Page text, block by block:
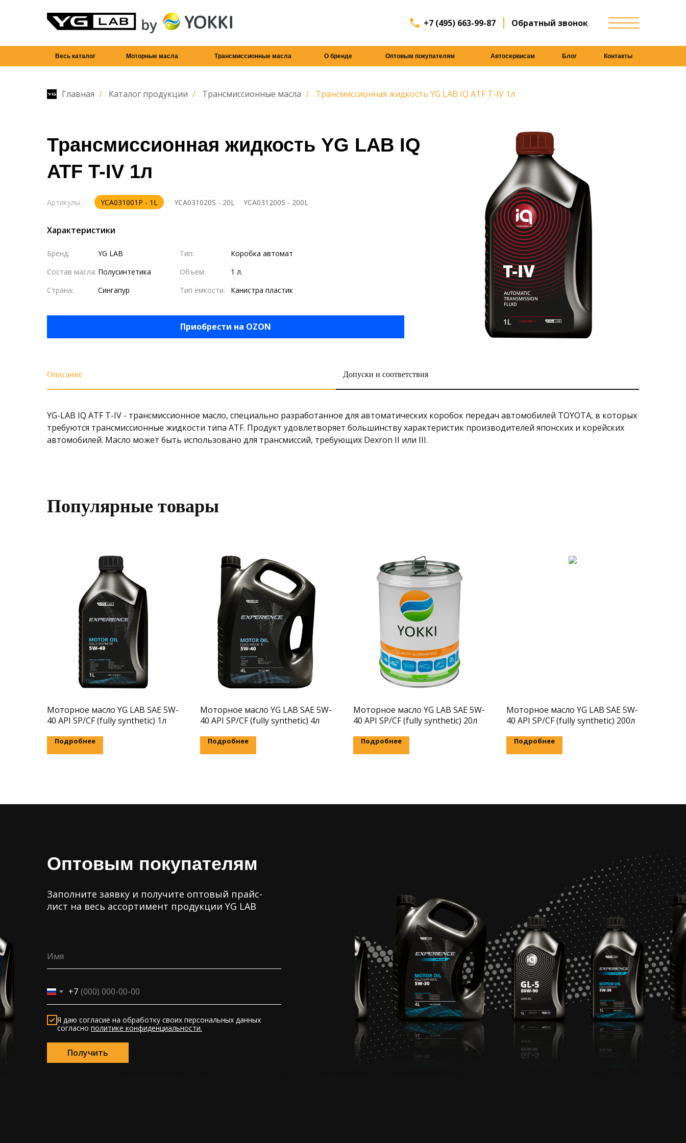
+7 (495) 663-99-87 Обратный звонок
Весь каталог Моторные масла Трансмиссионные масла Оптовым покупателям
О бренде Автосервисам Блог Контакты
Главная / Каталог продукции / Трансмиссионные масла / Трансмиссионная жидкость YG LAB IQ ATF T-IV 1л
Трансмиссионная жидкость YG LAB IQ
ATF T-IV 1л
YCA031001P - 1L
Артикулы: YCA031200S - 200L
Страна: Сингапур
Объем:
1 л.
Тип ёмкости:
Тип:
Канистра пластик
Коробка автомат
Бренд:
YG LAB
Состав масла: Полусинтетика
Характеристики
YCA031020S - 20L
Приобрести на OZON
Описание Допуски и соответствия
YG-LAB IQ ATF T-IV - трансмиссионное масло, специально разработанное для автоматических коробок передач автомобилей TOYOTA, в которых
требуются трансмиссионные жидкости типа ATF. Продукт удовлетворяет большинству характеристик производителей японских и корейских
автомобилей. Масло может быть использовано для трансмиссий, требующих Dexron II или III.
Популярные товары
Моторное масло YG LAB SAE 5W-
40 API SP/CF (fully synthetic) 1л
Подробнее
Моторное масло YG LAB SAE 5W-
40 API SP/CF (fully synthetic) 4л
Подробнее
Моторное масло YG LAB SAE 5W-
40 API SP/CF (fully synthetic) 20л
Подробнее
Моторное масло YG LAB SAE 5W-
40 API SP/CF (fully synthetic) 200л
Подробнее
Оптовым покупателям
Заполните заявку и получите оптовый прайс-
лист на весь ассортимент продукции YG LAB
Имя
+7
Я даю согласие на обработку своих персональных данных
согласно политике конфиденциальности.
Получить